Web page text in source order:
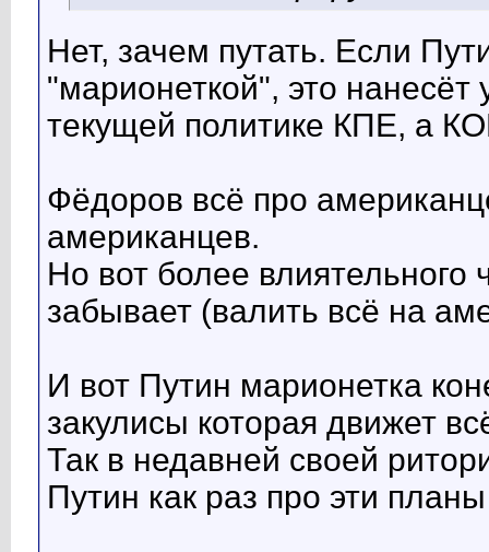
Нет, зачем путать. Если
"марионеткой", это
текущей политике КПЕ, а
Фёдоров всё про
американцев.
Но вот более
забывает (валить всё на
И вот Путин марионетка
закулисы которая движет
Так в недавней своей
Путин как раз про эти планы